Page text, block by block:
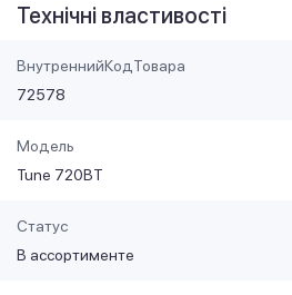
Технічні властивості
ВнутреннийКодТовара
72578
Модель
Tune 720BT
Статус
В ассортименте